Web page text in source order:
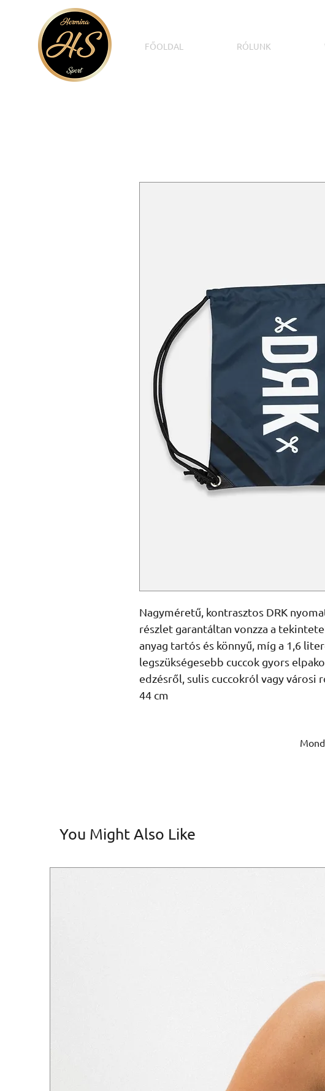
FŐOLDAL RÓLUNK
Nagyméretű, kontrasztos DRK
részlet garantáltan vonzza a
anyag tartós és könnyű, míg a 1,6
legszükségesebb cuccok gyors
edzésről, sulis cuccokról vagy városi
44 cm
You Might Also Like